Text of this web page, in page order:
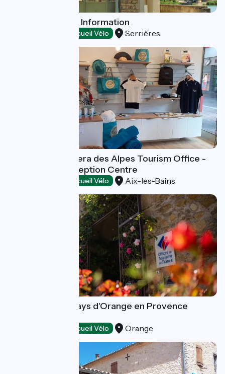
Serrières Tourist Information
Accueil Vélo Serrières
Aix les Bains Riviera des Alpes Tourism Office -
Aix les Bains Reception Centre
Accueil Vélo Aix-les-Bains
Destination du Pays d'Orange en Provence
Accueil Vélo Orange